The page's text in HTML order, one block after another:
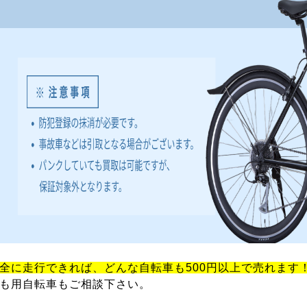
に走行できれば、どんな自転車も500円以上で売れます
用自転車もご相談下さい。